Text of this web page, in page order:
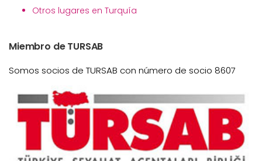
Otros lugares en Turquía
Miembro de TURSAB
Somos socios de TURSAB con número de socio 8607